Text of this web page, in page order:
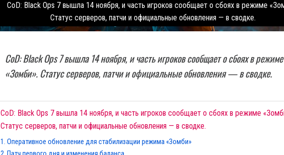
CoD: Black Ops 7 вышла 14 ноября, и часть игроков сообщает о сбоях в режиме
Статус серверов, патчи и официальные обновления — в сводке.
CoD: Black Ops 7 вышла 14 ноября, и часть игроков сообщает о сбоях в режиме
«Зомби». Статус серверов, патчи и официальные обновления — в сводке.
CoD: Black Ops 7 вышла 14 ноября, и часть игроков сообщает о сбоях в режиме
Статус серверов, патчи и официальные обновления — в сводке.
Оперативное обновление для стабилизации режима «Зомби»